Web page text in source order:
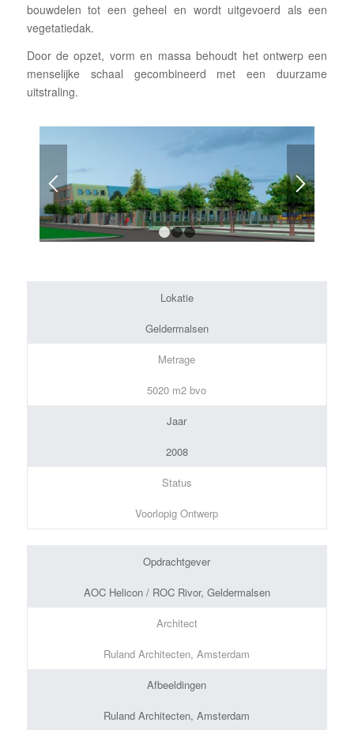
bouwdelen tot een geheel en wordt uitgevoerd als een
vegetatiedak.
Door de opzet, vorm en massa behoudt het ontwerp een
menselijke schaal gecombineerd met een duurzame
uitstraling.
1 2 3
Lokatie
Geldermalsen
Metrage
5020 m2 bvo
Jaar
2008
Status
Voorlopig Ontwerp
Opdrachtgever
AOC Helicon / ROC Rivor, Geldermalsen
Architect
Ruland Architecten, Amsterdam
Afbeeldingen
Ruland Architecten, Amsterdam